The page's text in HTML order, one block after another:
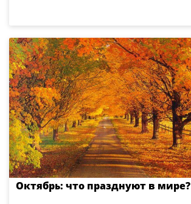
Октябрь: что празднуют в мире?